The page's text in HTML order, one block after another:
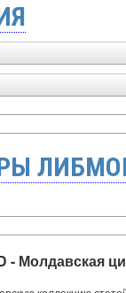
- Молдавская